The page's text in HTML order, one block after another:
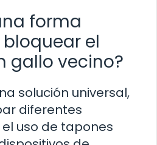
forma
el
gallo vecino?
solución universal,
diferentes
uso de tapones